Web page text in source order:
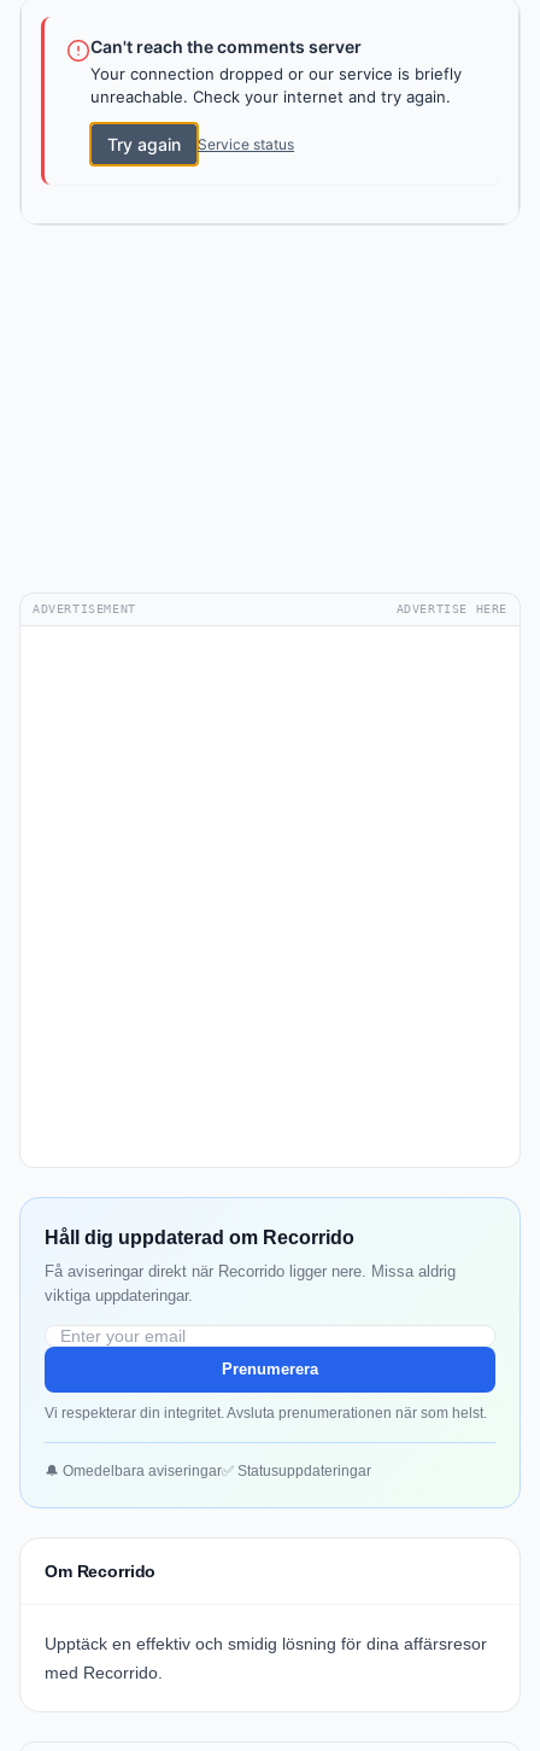
Can't reach the comments server
Your connection dropped or our service is briefly
unreachable. Check your internet and try again.
Try again Service status
ADVERTISEMENT ADVERTISE HERE
Håll dig uppdaterad om Recorrido
Få aviseringar direkt när Recorrido ligger nere. Missa aldrig
viktiga uppdateringar.
Prenumerera
Vi respekterar din integritet. Avsluta prenumerationen när som helst.
🔔 Omedelbara aviseringar✅ Statusuppdateringar
Om Recorrido
Upptäck en effektiv och smidig lösning för dina affärsresor
med Recorrido.